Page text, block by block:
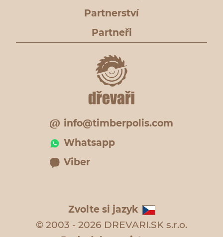
Partnerství
Partneři
info@timberpolis.com
Whatsapp
Viber
Zvolte si jazyk
© 2003 - 2026 DREVARI.SK s.r.o.